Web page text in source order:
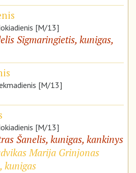
[M/13]
Sigmaringietis, kunigas,
[M/13]
[M/13]
Šanelis, kunigas, kankinys
Marija Grinjonas
kunigas